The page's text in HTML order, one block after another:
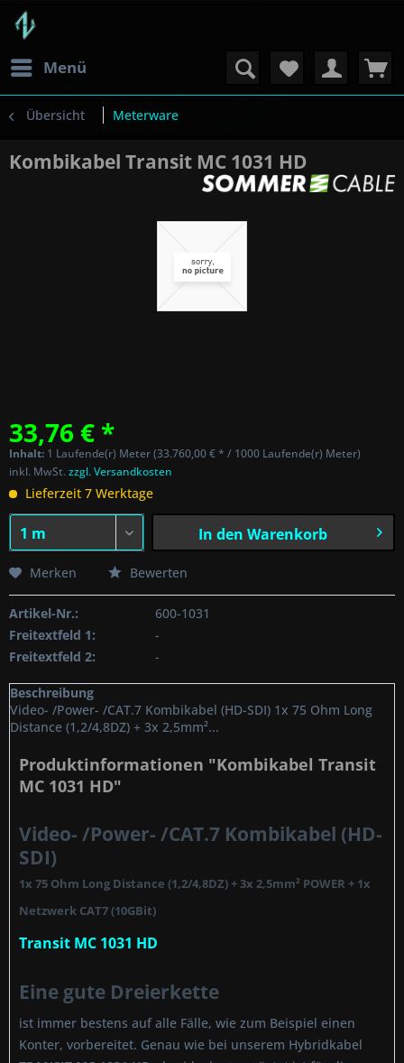
Menü
Übersicht Meterware
Kombikabel Transit MC 1031 HD
33,76 € *
Inhalt: 1 Laufende(r) Meter (33.760,00 € * / 1000 Laufende(r) Meter)
inkl. MwSt.zzgl. Versandkosten
Lieferzeit 7 Werktage
In den Warenkorb
Merken Bewerten
Artikel-Nr.:
600-1031
Freitextfeld 1:
-
Freitextfeld 2:
-
Beschreibung
Video- /Power- /CAT.7 Kombikabel (HD-SDI) 1x 75 Ohm Long
Distance (1,2/4,8DZ) + 3x 2,5mm²...
Produktinformationen "Kombikabel Transit
MC 1031 HD"
Video- /Power- /CAT.7 Kombikabel (HD-
SDI)
1x 75 Ohm Long Distance (1,2/4,8DZ) + 3x 2,5mm² POWER + 1x
Netzwerk CAT7 (10GBit)
Transit MC 1031 HD
Eine gute Dreierkette
ist immer bestens auf alle Fälle, wie zum Beispiel einen
Konter, vorbereitet. Genau wie bei unserem Hybridkabel